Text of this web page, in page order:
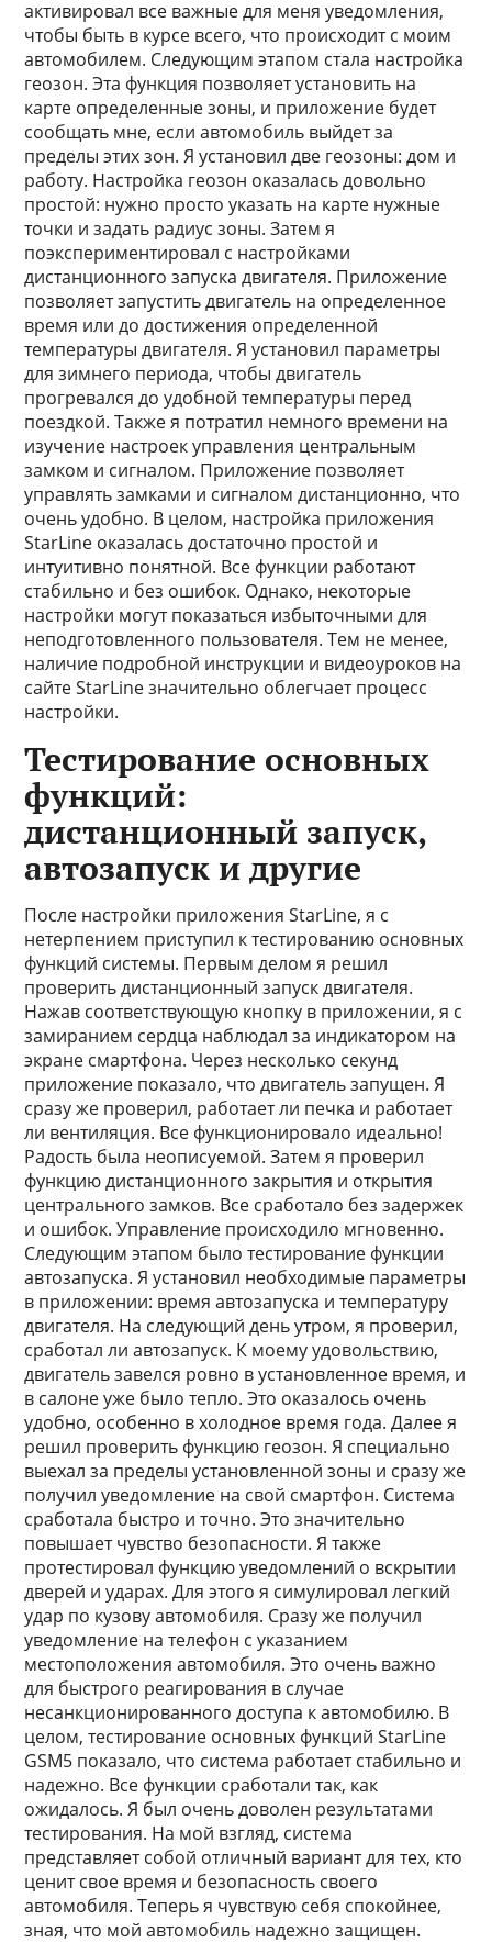
активировал все важные для меня уведомления,
чтобы быть в курсе всего, что происходит с моим
автомобилем. Следующим этапом стала настройка
геозон. Эта функция позволяет установить на
карте определенные зоны, и приложение будет
сообщать мне, если автомобиль выйдет за
пределы этих зон. Я установил две геозоны: дом и
работу. Настройка геозон оказалась довольно
простой: нужно просто указать на карте нужные
точки и задать радиус зоны. Затем я
поэкспериментировал с настройками
дистанционного запуска двигателя. Приложение
позволяет запустить двигатель на определенное
время или до достижения определенной
температуры двигателя. Я установил параметры
для зимнего периода, чтобы двигатель
прогревался до удобной температуры перед
поездкой. Также я потратил немного времени на
изучение настроек управления центральным
замком и сигналом. Приложение позволяет
управлять замками и сигналом дистанционно, что
очень удобно. В целом, настройка приложения
StarLine оказалась достаточно простой и
интуитивно понятной. Все функции работают
стабильно и без ошибок. Однако, некоторые
настройки могут показаться избыточными для
неподготовленного пользователя. Тем не менее,
наличие подробной инструкции и видеоуроков на
сайте StarLine значительно облегчает процесс
настройки.
Тестирование основных
функций:
дистанционный запуск,
автозапуск и другие
После настройки приложения StarLine, я с
нетерпением приступил к тестированию основных
функций системы. Первым делом я решил
проверить дистанционный запуск двигателя.
Нажав соответствующую кнопку в приложении, я с
замиранием сердца наблюдал за индикатором на
экране смартфона. Через несколько секунд
приложение показало, что двигатель запущен. Я
сразу же проверил, работает ли печка и работает
ли вентиляция. Все функционировало идеально!
Радость была неописуемой. Затем я проверил
функцию дистанционного закрытия и открытия
центрального замков. Все сработало без задержек
и ошибок. Управление происходило мгновенно.
Следующим этапом было тестирование функции
автозапуска. Я установил необходимые параметры
в приложении: время автозапуска и температуру
двигателя. На следующий день утром, я проверил,
сработал ли автозапуск. К моему удовольствию,
двигатель завелся ровно в установленное время, и
в салоне уже было тепло. Это оказалось очень
удобно, особенно в холодное время года. Далее я
решил проверить функцию геозон. Я специально
выехал за пределы установленной зоны и сразу же
получил уведомление на свой смартфон. Система
сработала быстро и точно. Это значительно
повышает чувство безопасности. Я также
протестировал функцию уведомлений о вскрытии
дверей и ударах. Для этого я симулировал легкий
удар по кузову автомобиля. Сразу же получил
уведомление на телефон с указанием
местоположения автомобиля. Это очень важно
для быстрого реагирования в случае
несанкционированного доступа к автомобилю. В
целом, тестирование основных функций StarLine
GSM5 показало, что система работает стабильно и
надежно. Все функции сработали так, как
ожидалось. Я был очень доволен результатами
тестирования. На мой взгляд, система
представляет собой отличный вариант для тех, кто
ценит свое время и безопасность своего
автомобиля. Теперь я чувствую себя спокойнее,
зная, что мой автомобиль надежно защищен.